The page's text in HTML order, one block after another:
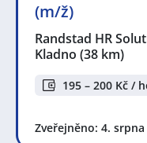
(m/ž)
Randstad HR
Kladno (38 km)
195 – 200 Kč /
Zveřejněno: 4. srpna